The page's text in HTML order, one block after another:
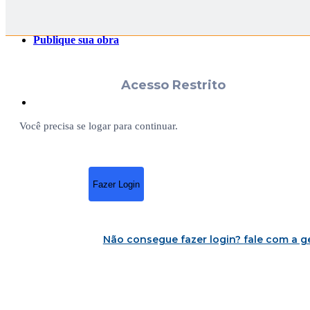
Publique sua obra
Acesso Restrito
Você precisa se logar para continuar.
Fazer Login
Não consegue fazer login? fale com a